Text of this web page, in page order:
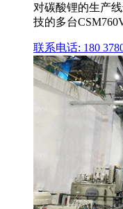
对碳酸锂的生产
技的多台
联系电话: 180